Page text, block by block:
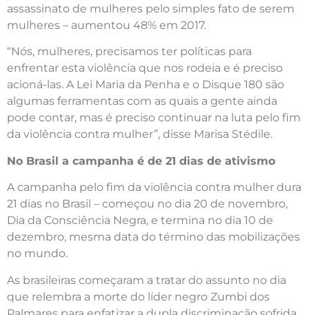
assassinato de mulheres pelo simples fato de serem
mulheres – aumentou 48% em 2017.
“Nós, mulheres, precisamos ter políticas para
enfrentar esta violência que nos rodeia e é preciso
acioná-las. A Lei Maria da Penha e o Disque 180 são
algumas ferramentas com as quais a gente ainda
pode contar, mas é preciso continuar na luta pelo fim
da violência contra mulher”, disse Marisa Stédile.
No Brasil a campanha é de 21 dias de ativismo
A campanha pelo fim da violência contra mulher dura
21 dias no Brasil – começou no dia 20 de novembro,
Dia da Consciência Negra, e termina no dia 10 de
dezembro, mesma data do término das mobilizações
no mundo.
As brasileiras começaram a tratar do assunto no dia
que relembra a morte do líder negro Zumbi dos